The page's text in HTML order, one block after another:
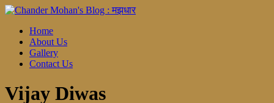
Home
About Us
Gallery
Contact Us
Vijay Diwas